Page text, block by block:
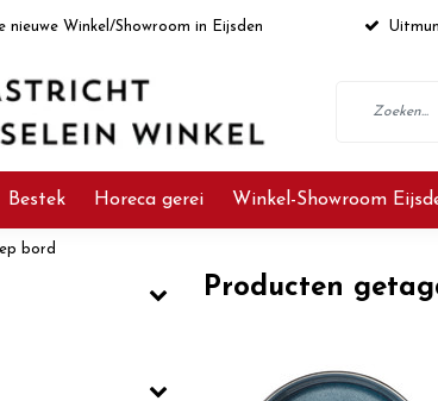
nieuwe Winkel/Showroom in Eijsden
Bestek Horeca gerei Winkel-Showroom
bord
Producten